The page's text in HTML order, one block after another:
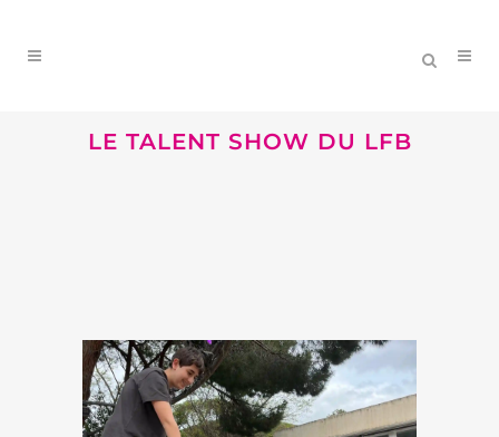
LE TALENT SHOW DU LFB